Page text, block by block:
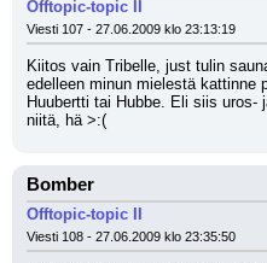
Offtopic-topic II
Viesti 107 - 27.06.2009 klo 23:13:19
Kiitos vain Tribelle, just tulin
edelleen minun mielestä kattinne
Huubertti tai Hubbe. Eli siis
niitä, hä >:(
Bomber
Offtopic-topic II
Viesti 108 - 27.06.2009 klo 23:35:50